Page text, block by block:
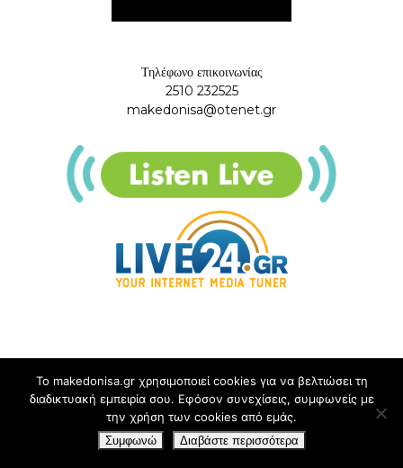
Τηλέφωνο επικοινωνίας
2510 232525
makedonisa@otenet.gr
Το makedonisa.gr χρησιμοποιεί cookies για να βελτιώσει τη
διαδικτυακή εμπειρία σου. Εφόσον συνεχίσεις, συμφωνείς με
την χρήση των cookies από εμάς.
Συμφωνώ Διαβάστε περισσότερα